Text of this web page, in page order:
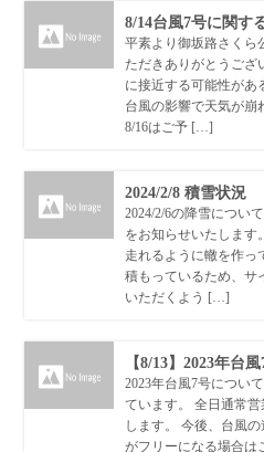
8/14台風7号に関す
平素より御坂路さくら
ただきありがとうござ
に接近する可能性があ
台風の影響で天気が崩
8/16はご予 […]
2024/2/8 積雪状況
2024/2/6の降雪につい
をお知らせいたします
走れるように轍を作っ
積もっているため、サ
いただくよう […]
【8/13】2023年台
2023年台風7号につい
ています。 全日通常
します。 今後、台風
がフリーになる場合は